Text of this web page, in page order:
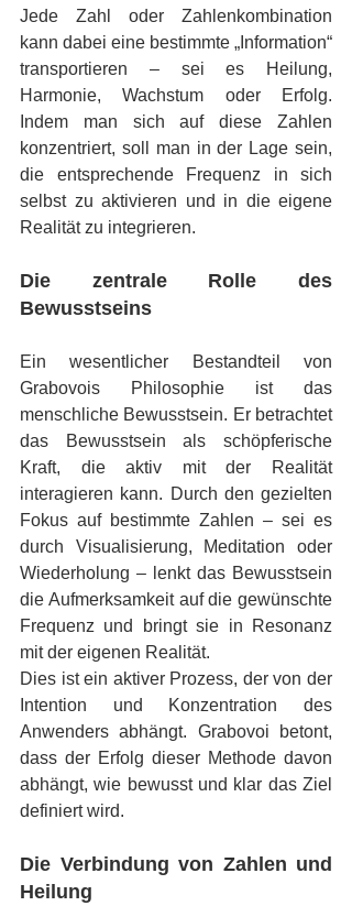
Jede Zahl oder Zahlenkombination
kann dabei eine bestimmte „Information“
transportieren – sei es Heilung,
Harmonie, Wachstum oder Erfolg.
Indem man sich auf diese Zahlen
konzentriert, soll man in der Lage sein,
die entsprechende Frequenz in sich
selbst zu aktivieren und in die eigene
Realität zu integrieren.
Die zentrale Rolle des
Bewusstseins
Ein wesentlicher Bestandteil von
Grabovois Philosophie ist das
menschliche Bewusstsein. Er betrachtet
das Bewusstsein als schöpferische
Kraft, die aktiv mit der Realität
interagieren kann. Durch den gezielten
Fokus auf bestimmte Zahlen – sei es
durch Visualisierung, Meditation oder
Wiederholung – lenkt das Bewusstsein
die Aufmerksamkeit auf die gewünschte
Frequenz und bringt sie in Resonanz
mit der eigenen Realität.
Dies ist ein aktiver Prozess, der von der
Intention und Konzentration des
Anwenders abhängt. Grabovoi betont,
dass der Erfolg dieser Methode davon
abhängt, wie bewusst und klar das Ziel
definiert wird.
Die Verbindung von Zahlen und
Heilung